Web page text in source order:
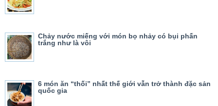
Chảy nước miếng với món bọ nhảy có bụi phấn
trắng như là vôi
6 món ăn “thối” nhất thế giới vẫn trở thành đặc sản
quốc gia